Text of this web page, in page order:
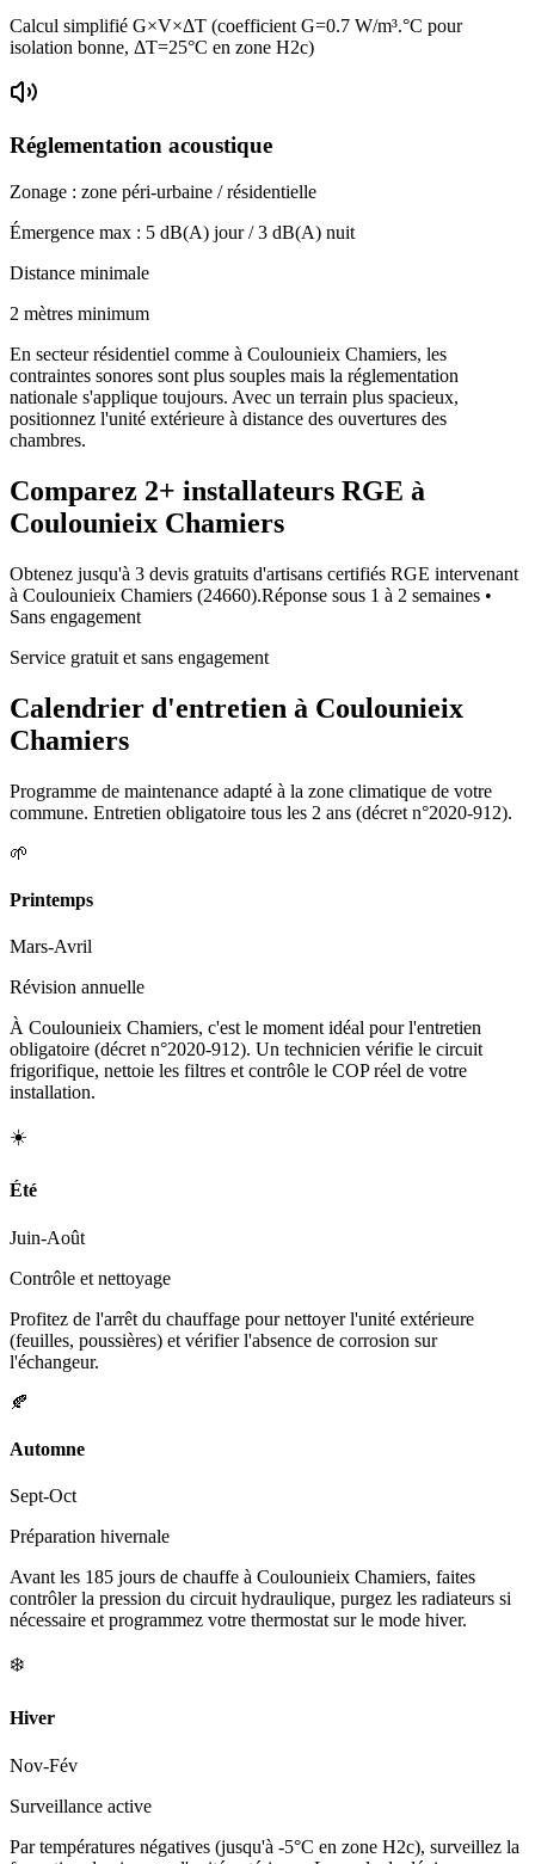
Calcul simplifié G×V×ΔT (coefficient G=0.7 W/m³.°C pour
isolation bonne, ΔT=25°C en zone H2c)
Réglementation acoustique
Zonage : zone péri-urbaine / résidentielle
Émergence max : 5 dB(A) jour /3 dB(A) nuit
Distance minimale
2 mètres minimum
En secteur résidentiel comme à Coulounieix Chamiers, les
contraintes sonores sont plus souples mais la réglementation
nationale s'applique toujours. Avec un terrain plus spacieux,
positionnez l'unité extérieure à distance des ouvertures des
chambres.
Comparez 2+ installateurs RGE à
Coulounieix Chamiers
Obtenez jusqu'à 3 devis gratuits d'artisans certifiés RGE intervenant
à Coulounieix Chamiers (24660).Réponse sous 1 à 2 semaines •
Sans engagement
Service gratuit et sans engagement
Calendrier d'entretien à Coulounieix
Chamiers
Programme de maintenance adapté à la zone climatique de votre
commune. Entretien obligatoire tous les 2 ans (décret n°2020-912).
🌱
Printemps
Mars-Avril
Révision annuelle
À Coulounieix Chamiers, c'est le moment idéal pour l'entretien
obligatoire (décret n°2020-912). Un technicien vérifie le circuit
frigorifique, nettoie les filtres et contrôle le COP réel de votre
installation.
☀️
Été
Juin-Août
Contrôle et nettoyage
Profitez de l'arrêt du chauffage pour nettoyer l'unité extérieure
(feuilles, poussières) et vérifier l'absence de corrosion sur
l'échangeur.
🍂
Automne
Sept-Oct
Préparation hivernale
Avant les 185 jours de chauffe à Coulounieix Chamiers, faites
contrôler la pression du circuit hydraulique, purgez les radiateurs si
nécessaire et programmez votre thermostat sur le mode hiver.
❄️
Hiver
Nov-Fév
Surveillance active
Par températures négatives (jusqu'à -5°C en zone H2c), surveillez la